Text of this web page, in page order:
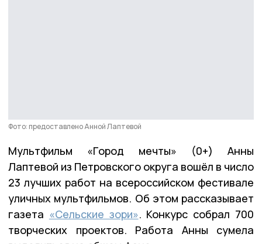
Фото: предоставлено Анной Лаптевой
Мультфильм «Город мечты» (0+) Анны
Лаптевой из Петровского округа вошёл в число
23 лучших работ на всероссийском фестивале
уличных мультфильмов. Об этом рассказывает
газета «Сельские зори». Конкурс собрал 700
творческих проектов. Работа Анны сумела